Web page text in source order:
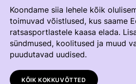
Ametnikud
Koolitused
Mänedžer Ja Komitee
Välisvõistlustel Osaleja Meelespea
Koondame siia lehele kõik
toimuvad võistlused, kus saame
ratsasportlastele kaasa elada.
sündmused, koolitused ja muud
puudutavad uudised.
KÕIK KOKKUVÕTTED